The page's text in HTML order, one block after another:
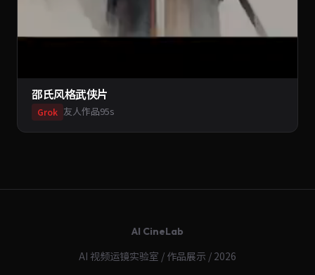
邵氏风格武侠片
Grok 友人作品95s
AI CineLab
AI 视频运镜实验室 / 作品展示 / 2026